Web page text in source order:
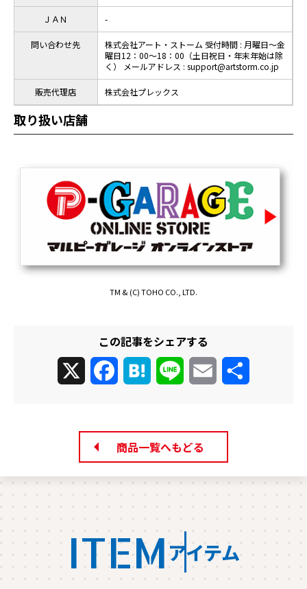
ＪＡＮ -
問い合わせ先
株式会社アート・ストーム 受付時間 : 月曜日～金
曜日12：00～18：00（土日祝日・年末年始は除
く） メールアドレス : support@artstorm.co.jp
販売代理店 株式会社プレックス
取り扱い店舗
TM & (C) TOHO CO., LTD.
この記事をシェアする
FacebookHatena Line Email
商品一覧へもどる
ITEM アイテム